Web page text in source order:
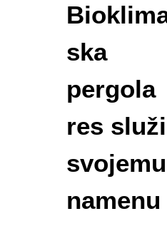
ska
pergola
res služi
svojemu
namenu